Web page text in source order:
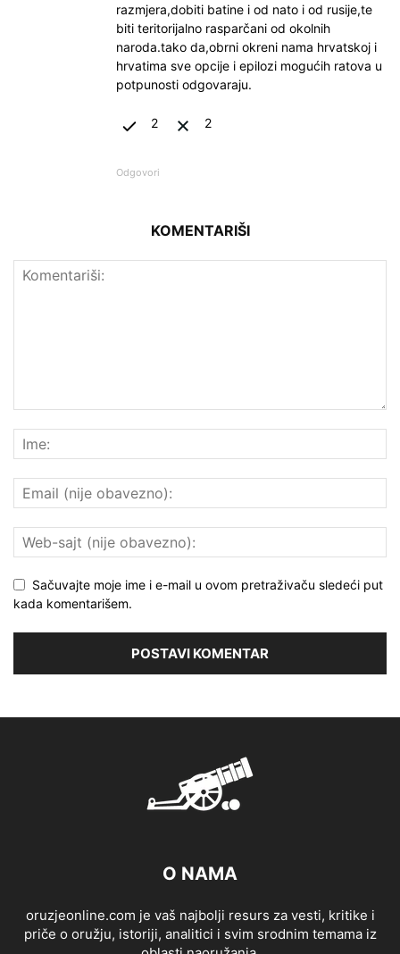
razmjera,dobiti batine i od nato i od rusije,te
biti teritorijalno rasparčani od okolnih
naroda.tako da,obrni okreni nama hrvatskoj i
hrvatima sve opcije i epilozi mogućih ratova u
potpunosti odgovaraju.
2 2
Odgovori
KOMENTARIŠI
Sačuvajte moje ime i e-mail u ovom pretraživaču sledeći put
kada komentarišem.
O NAMA
oruzjeonline.com je vaš najbolji resurs za vesti, kritike i
priče o oružju, istoriji, analitici i svim srodnim temama iz